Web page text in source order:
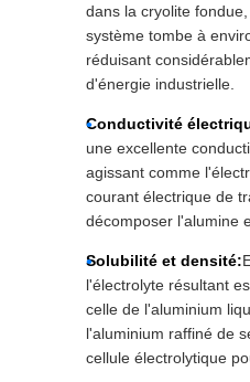
DEMANDEZ
UN DEVIS
POLITIQUE
dans la cryolite
système tombe à
réduisant
d'énergie industrielle.
Conductivité
une excellente
agissant comme
courant électrique de
décomposer l'alumine
Solubilité et densité:
l'électrolyte résultant
celle de l'aluminium
l'aluminium raffiné de
cellule électrolytique